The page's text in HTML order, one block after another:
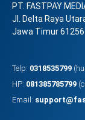
PT. FASTPAY
Jl. Delta Raya
Jawa Timur 61256
Telp: 0318535799
HP: 081385785799
Email: